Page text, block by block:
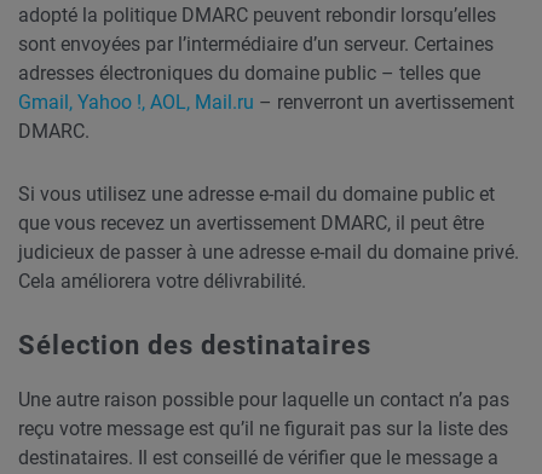
adopté la politique DMARC peuvent rebondir lorsqu’elles
sont envoyées par l’intermédiaire d’un serveur. Certaines
adresses électroniques du domaine public – telles que
Gmail, Yahoo !, AOL, Mail.ru – renverront un avertissement
DMARC.
Si vous utilisez une adresse e-mail du domaine public et
que vous recevez un avertissement DMARC, il peut être
judicieux de passer à une adresse e-mail du domaine privé.
Cela améliorera votre délivrabilité.
Sélection des destinataires
Une autre raison possible pour laquelle un contact n’a pas
reçu votre message est qu’il ne figurait pas sur la liste des
destinataires. Il est conseillé de vérifier que le message a